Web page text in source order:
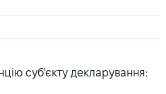
суб'єкту декларування: